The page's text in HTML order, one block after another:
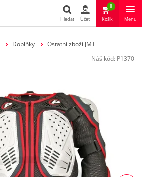
Hledat Účet
0
Košík Menu
Doplňky
Ostatní zboží JMT
Náš kód: P1370